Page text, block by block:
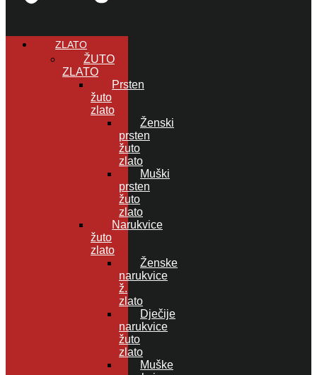
ZLATO
ŽUTO
ZLATO
Prsten
žuto
zlato
Ženski
prsten
žuto
zlato
Muški
prsten
žuto
zlato
Narukvice
žuto
zlato
Ženske
narukvice
ž.
zlato
Dječije
narukvice
žuto
zlato
Muške